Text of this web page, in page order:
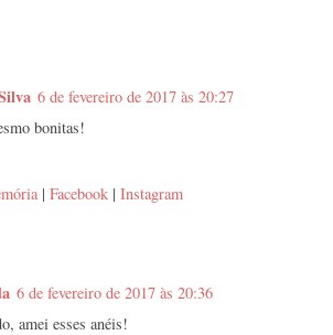
6 de fevereiro de 2017 às 20:27
bonitas!
| Facebook | Instagram
6 de fevereiro de 2017 às 20:36
amei esses anéis!